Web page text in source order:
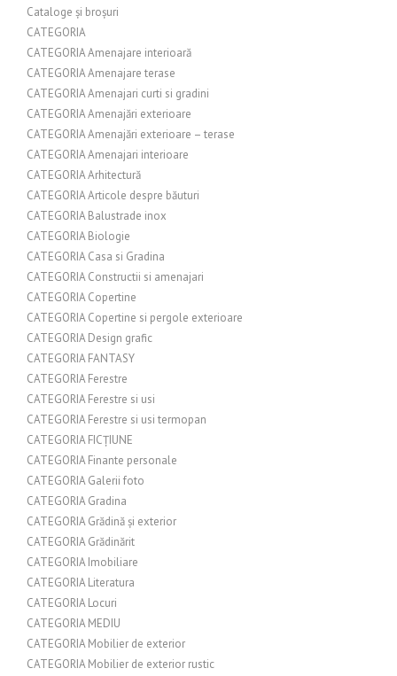
Cataloge și broșuri
CATEGORIA
CATEGORIA Amenajare interioară
CATEGORIA Amenajare terase
CATEGORIA Amenajari curti si gradini
CATEGORIA Amenajări exterioare
CATEGORIA Amenajări exterioare – terase
CATEGORIA Amenajari interioare
CATEGORIA Arhitectură
CATEGORIA Articole despre băuturi
CATEGORIA Balustrade inox
CATEGORIA Biologie
CATEGORIA Casa si Gradina
CATEGORIA Constructii si amenajari
CATEGORIA Copertine
CATEGORIA Copertine si pergole exterioare
CATEGORIA Design grafic
CATEGORIA FANTASY
CATEGORIA Ferestre
CATEGORIA Ferestre si usi
CATEGORIA Ferestre si usi termopan
CATEGORIA FICȚIUNE
CATEGORIA Finante personale
CATEGORIA Galerii foto
CATEGORIA Gradina
CATEGORIA Grădină și exterior
CATEGORIA Grădinărit
CATEGORIA Imobiliare
CATEGORIA Literatura
CATEGORIA Locuri
CATEGORIA MEDIU
CATEGORIA Mobilier de exterior
CATEGORIA Mobilier de exterior rustic